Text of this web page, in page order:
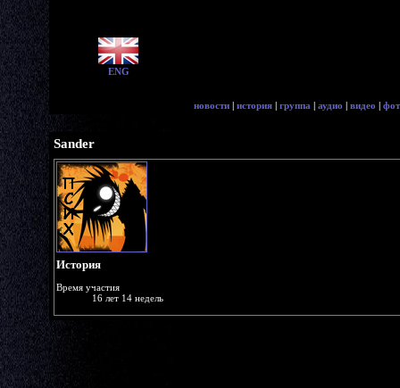
ENG
новости | история | группа | аудио | видео |
Sander
История
Время участия
16 лет 14 недель